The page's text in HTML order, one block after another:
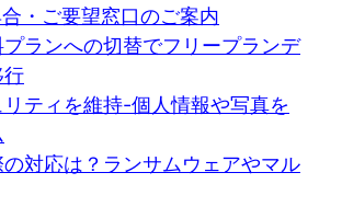
・ご要望窓口のご案内
ランへの切替でフリープランデ
行
ティを維持-個人情報や写真を
対応は？ランサムウェアやマル